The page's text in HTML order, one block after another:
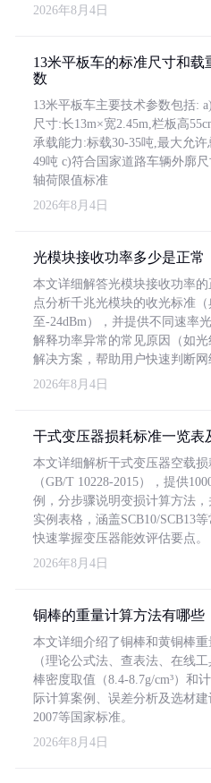
2026年8月4日
13米平板车的标准尺寸和载
数
13米平板车主要技术参数包括:
尺寸:长13m×宽2.45m,栏板高
承载能力:标载30-35吨,最大允许
49吨 c)符合国家道路车辆外廓尺
轴荷限值标准
2026年8月4日
光模块接收功率多少是正常
本文详细解答光模块接收功率
点分析千兆光模块的收光标准
至-24dBm），并提供不同速率
解释功率异常的常见原因（如
解决方案，帮助用户快速判断网
2026年8月4日
干式变压器损耗标准一览表
本文详细解析干式变压器空载
（GB/T 10228-2015），提供
例，分步骤说明变损计算方法
实例表格，涵盖SCB10/SCB13
快速掌握变压器能效评估要点。
2026年8月4日
铜棒的重量计算方法有哪些
本文详细介绍了铜棒和黄铜棒
（理论公式法、查表法、在线
棒密度取值（8.4-8.7g/cm³）和
际计算案例、误差分析及选材
2007等国家标准。
2026年8月4日